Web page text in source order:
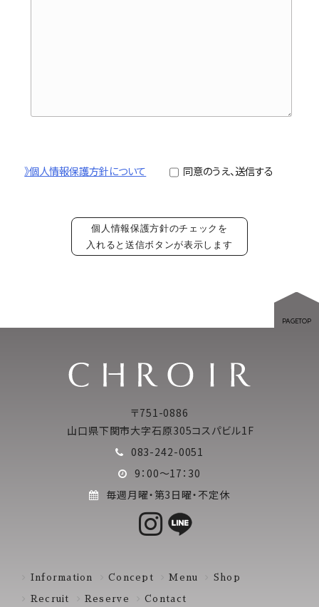
》個人情報保護方針について 同意のうえ、送信する
個人情報保護方針のチェックを
入れると送信ボタンが表示します
PAGETOP
〒751-0886
山口県下関市大字石原305コスパビル1F
083-242-0051
9：00～17：30
毎週月曜・第3日曜・不定休
Information Concept Menu Shop
Recruit Reserve Contact